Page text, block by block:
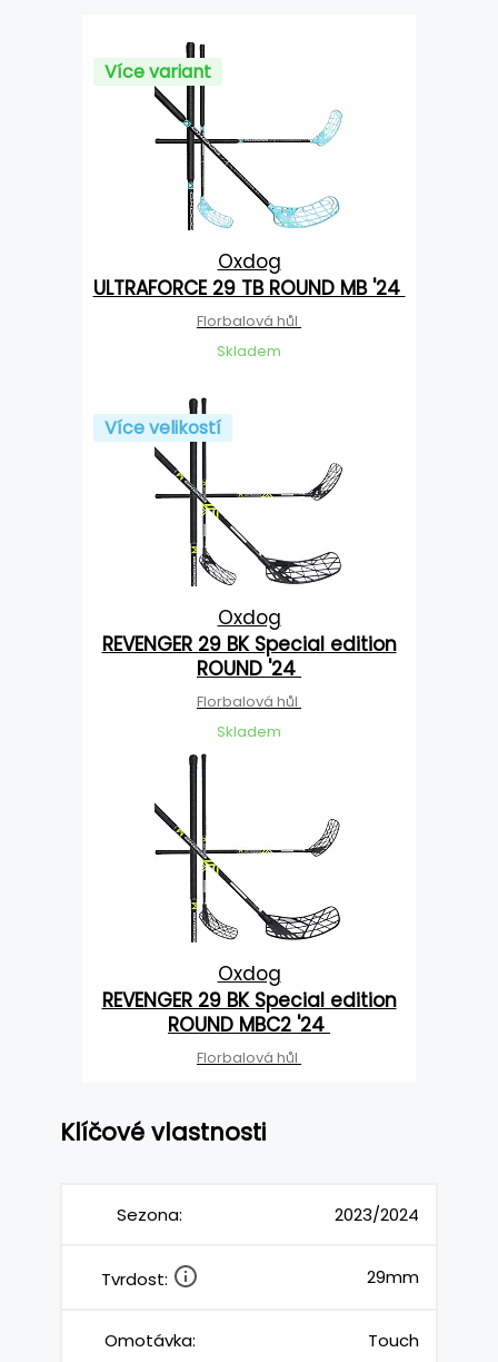
Více variant
Oxdog
ULTRAFORCE 29 TB ROUND MB '24
Florbalová hůl
Skladem
Více velikostí
Oxdog
REVENGER 29 BK Special edition
ROUND '24
Florbalová hůl
Skladem
Oxdog
REVENGER 29 BK Special edition
ROUND MBC2 '24
Florbalová hůl
Klíčové vlastnosti
Sezona: 2023/2024
Tvrdost: 29mm
Omotávka: Touch